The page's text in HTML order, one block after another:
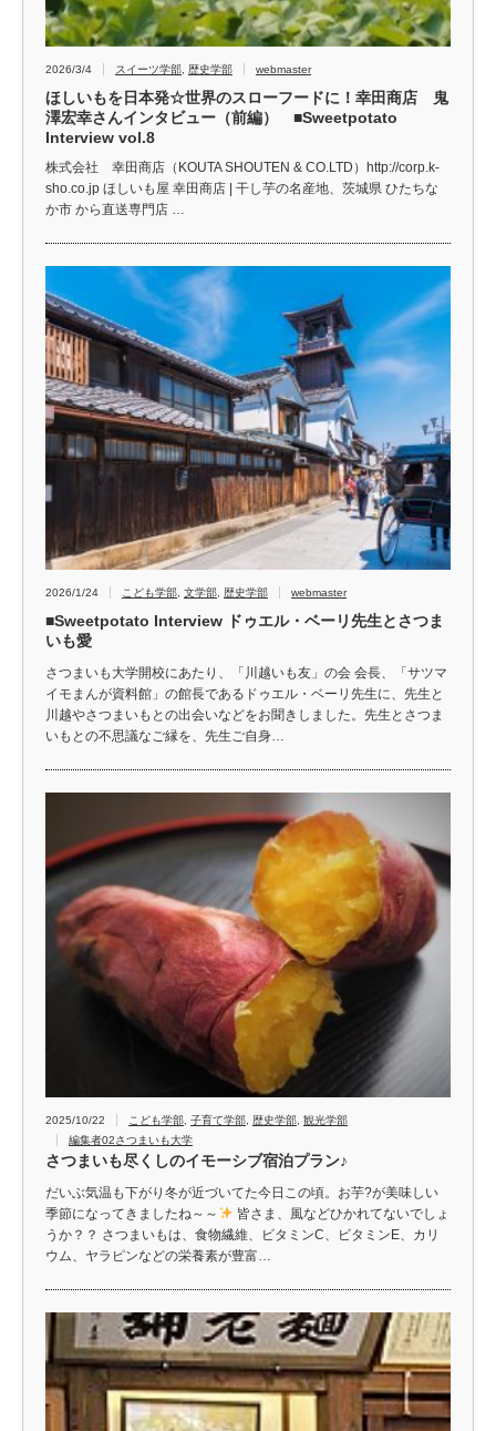
2026/3/4 スイーツ学部 歴史学部 webmaster
ほしいもを日本発☆世界のスローフードに！幸田商店 鬼
澤宏幸さんインタビュー（前編） ■Sweetpotato
Interview vol.8
株式会社 幸田商店（KOUTA SHOUTEN & CO.LTD）http://corp.k-
sho.co.jp ほしいも屋 幸田商店 | 干し芋の名産地、茨城県 ひたちな
か市 から直送専門店 …
2026/1/24 こども学部, 文学部, 歴史学部 webmaster
■Sweetpotato Interview ドゥエル・ベーリ先生とさつま
いも愛
さつまいも大学開校にあたり、「川越いも友」の会 会長、「サツマ
イモまんが資料館」の館長であるドゥエル・ベーリ先生に、先生と
川越やさつまいもとの出会いなどをお聞きしました。先生とさつま
いもとの不思議なご縁を、先生ご自身…
2025/10/22 こども学部 子育て学部 歴史学部 観光学部
編集者02さつまいも大学
さつまいも尽くしのイモーシブ宿泊プラン♪
だいぶ気温も下がり冬が近づいてた今日この頃。お芋?が美味しい
季節になってきましたね～～
皆さま、風などひかれてないでしょ
うか？？ さつまいもは、食物繊維、ビタミンC、ビタミンE、カリ
ウム、ヤラピンなどの栄養素が豊富…